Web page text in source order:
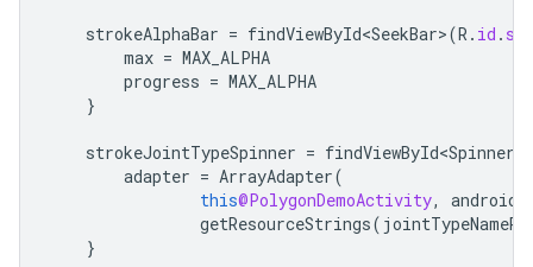
strokeAlphaBar = findViewById<SeekBar>(R . id .
max = MAX_ALPHA
progress = MAX_ALPHA
}
strokeJointTypeSpinner = findViewById<Spinner>
adapter = ArrayAdapter(
this@PolygonDemoActivity, android
getResourceStrings(
}